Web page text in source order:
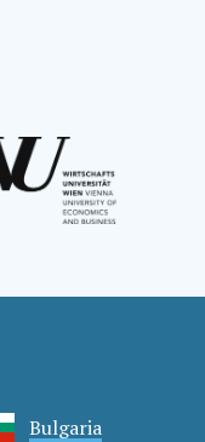
Bulgaria